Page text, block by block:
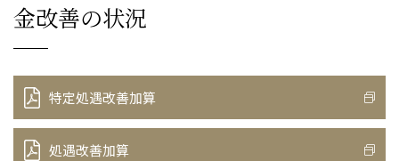
金改善の状況
特定処遇改善加算
処遇改善加算